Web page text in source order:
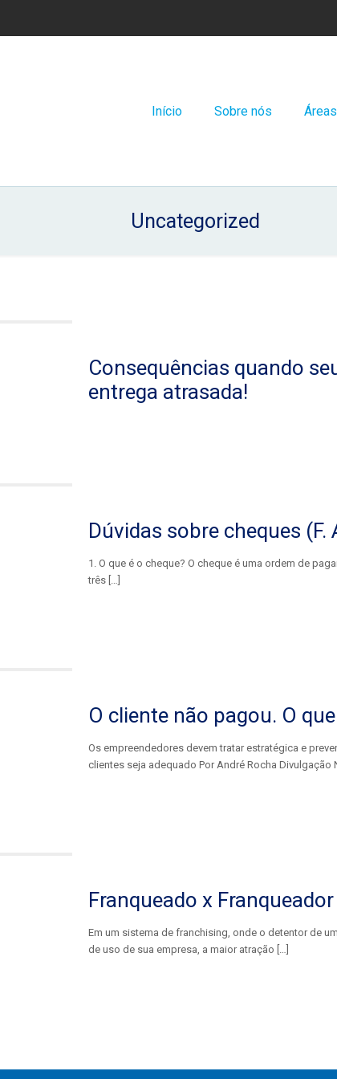
Início Sobre nós
Uncategorized
Consequências quando
entrega atrasada!
Dúvidas sobre cheques (F.
1. O que é o cheque? O cheque é uma ordem de
três […]
O cliente não pagou. O
Os empreendedores devem tratar estratégica e
clientes seja adequado Por André Rocha Divulgação
Franqueado x Franqueador
Em um sistema de franchising, onde o detentor de
de uso de sua empresa, a maior atração […]